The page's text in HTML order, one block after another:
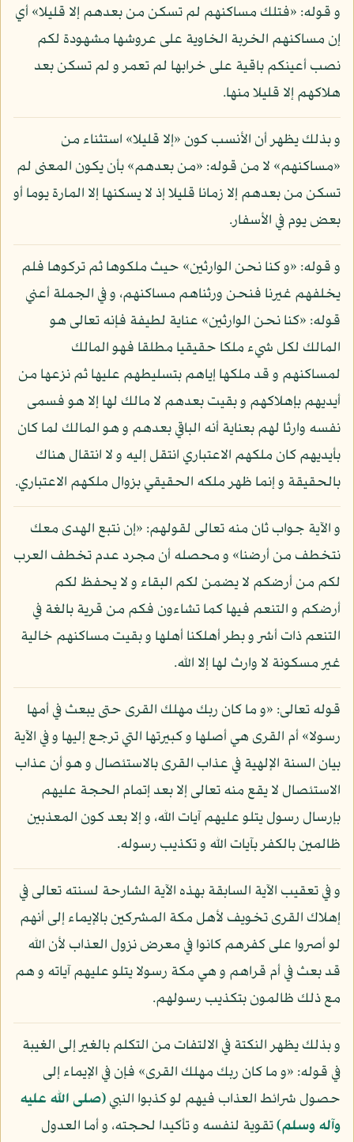
و قوله: «فتلك مساكنهم لم تسكن من بعدهم إلا قليلا» أي
إن مساكنهم الخربة الخاوية على عروشها مشهودة لكم
نصب أعينكم باقية على خرابها لم تعمر و لم تسكن بعد
هلاكهم إلا قليلا منها.
و بذلك يظهر أن الأنسب كون «إلا قليلا» استثناء من
«مساكنهم» لا من قوله: «من بعدهم» بأن يكون المعنى لم
تسكن من بعدهم إلا زمانا قليلا إذ لا يسكنها إلا المارة يوما أو
بعض يوم في الأسفار.
و قوله: «و كنا نحن الوارثين» حيث ملكوها ثم تركوها فلم
يخلفهم غيرنا فنحن ورثناهم مساكنهم، و في الجملة أعني
قوله: «كنا نحن الوارثين» عناية لطيفة فإنه تعالى هو
المالك لكل شيء ملكا حقيقيا مطلقا فهو المالك
لمساكنهم و قد ملكها إياهم بتسليطهم عليها ثم نزعها من
أيديهم بإهلاكهم و بقيت بعدهم لا مالك لها إلا هو فسمى
نفسه وارثا لهم بعناية أنه الباقي بعدهم و هو المالك لما كان
بأيديهم كان ملكهم الاعتباري انتقل إليه و لا انتقال هناك
بالحقيقة و إنما ظهر ملكه الحقيقي بزوال ملكهم الاعتباري.
و الآية جواب ثان منه تعالى لقولهم: «إن نتبع الهدى معك
نتخطف من أرضنا» و محصله أن مجرد عدم تخطف العرب
لكم من أرضكم لا يضمن لكم البقاء و لا يحفظ لكم
أرضكم و التنعم فيها كما تشاءون فكم من قرية بالغة في
التنعم ذات أشر و بطر أهلكنا أهلها و بقيت مساكنهم خالية
غير مسكونة لا وارث لها إلا الله.
قوله تعالى: «و ما كان ربك مهلك القرى حتى يبعث في أمها
رسولا» أم القرى هي أصلها و كبيرتها التي ترجع إليها و في الآية
بيان السنة الإلهية في عذاب القرى بالاستئصال و هو أن عذاب
الاستئصال لا يقع منه تعالى إلا بعد إتمام الحجة عليهم
بإرسال رسول يتلو عليهم آيات الله، و إلا بعد كون المعذبين
ظالمين بالكفر بآيات الله و تكذيب رسوله.
و في تعقيب الآية السابقة بهذه الآية الشارحة لسنته تعالى في
إهلاك القرى تخويف لأهل مكة المشركين بالإيماء إلى أنهم
لو أصروا على كفرهم كانوا في معرض نزول العذاب لأن الله
قد بعث في أم قراهم و هي مكة رسولا يتلو عليهم آياته و هم
مع ذلك ظالمون بتكذيب رسولهم.
و بذلك يظهر النكتة في الالتفات من التكلم بالغير إلى الغيبة
في قوله: «و ما كان ربك مهلك القرى» فإن في الإيماء إلى
حصول شرائط العذاب فيهم لو كذبوا النبي(صلى الله عليه
وآله وسلم)تقوية لنفسه و تأكيدا لحجته، و أما العدول